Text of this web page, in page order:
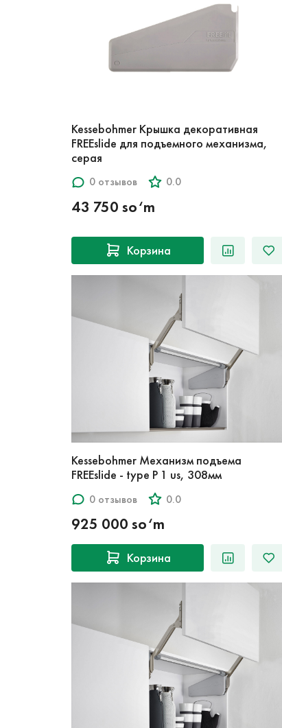
Kessebohmer Крышка декоративная
FREEslide для подъемного механизма,
серая
0 отзывов 0.0
43 750 so‘m
Корзина
Kessebohmer Механизм подъема
FREEslide - type P 1 us, 308мм
0 отзывов 0.0
925 000 so‘m
Корзина